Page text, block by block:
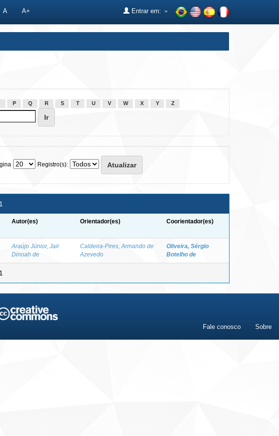
A A+ Entrar em:
P Q R S T U V W X Y Z
Registro(s):
Autor(es) Orientador(es) Coorientador(es)
Araújo Júnior, Jair
Dinoah de
Caldeira-Pires, Armando de
Azevedo
Oliveira, Sérgio
Botelho de
Fale conosco Sobre